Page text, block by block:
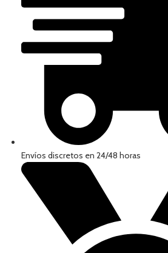
Envíos discretos en 24/48 horas